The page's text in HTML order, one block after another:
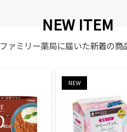
NEW ITEM
ファミリー薬局に届いた新着の商
NEW